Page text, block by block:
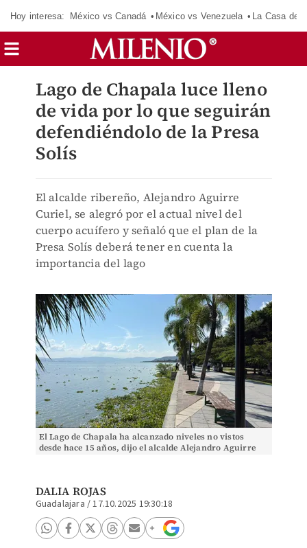
Hoy interesa: México vs Canadá México vs Venezuela La Casa de
Lago de Chapala luce lleno
de vida por lo que seguirán
defendiéndolo de la Presa
Solís
El alcalde ribereño, Alejandro Aguirre
Curiel, se alegró por el actual nivel del
cuerpo acuífero y señaló que el plan de la
Presa Solís deberá tener en cuenta la
importancia del lago
El Lago de Chapala ha alcanzado niveles no vistos
desde hace 15 años, dijo el alcalde Alejandro Aguirre
DALIA ROJAS
Guadalajara /17.10.2025 19:30:18